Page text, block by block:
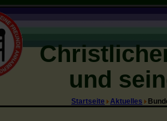
und
Startseite Aktuelles